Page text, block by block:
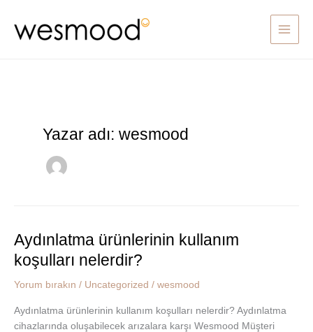
atla
Yazar adı: wesmood
Aydınlatma ürünlerinin kullanım
koşulları nelerdir?
Yorum bırakın / Uncategorized / wesmood
Aydınlatma ürünlerinin kullanım koşulları nelerdir? Aydınlatma
cihazlarında oluşabilecek arızalara karşı Wesmood Müşteri
Aydınlatma
ürünlerinin
kullanım
koşulları